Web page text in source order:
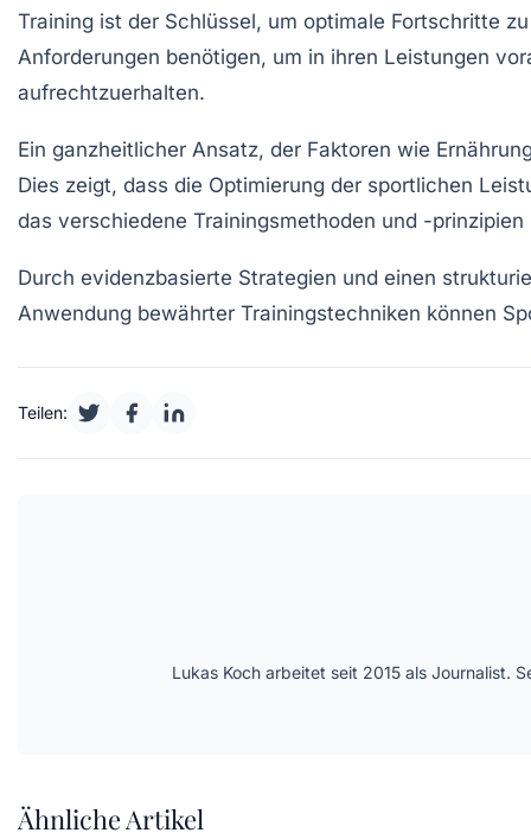
Training ist der Schlüssel, um optimale Fortschritte
Anforderungen benötigen, um in ihren Leistungen
aufrechtzuerhalten.
Ein ganzheitlicher Ansatz, der Faktoren wie
Dies zeigt, dass die Optimierung der sportlichen
das verschiedene Trainingsmethoden und -
Durch evidenzbasierte Strategien und einen
Anwendung bewährter Trainingstechniken können
Teilen:
Lukas Koch arbeitet seit 2015 als Journalist.
Ähnliche Artikel